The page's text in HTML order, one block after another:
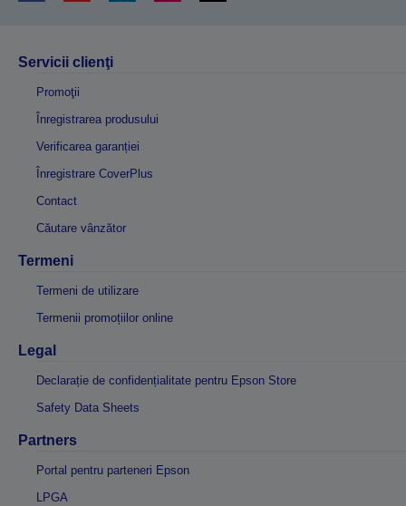
Servicii clienţi
Promoţii
Înregistrarea produsului
Verificarea garanției
Înregistrare CoverPlus
Contact
Căutare vânzător
Termeni
Termeni de utilizare
Termenii promoțiilor online
Legal
Declarație de confidențialitate pentru Epson Store
Safety Data Sheets
Partners
Portal pentru parteneri Epson
LPGA